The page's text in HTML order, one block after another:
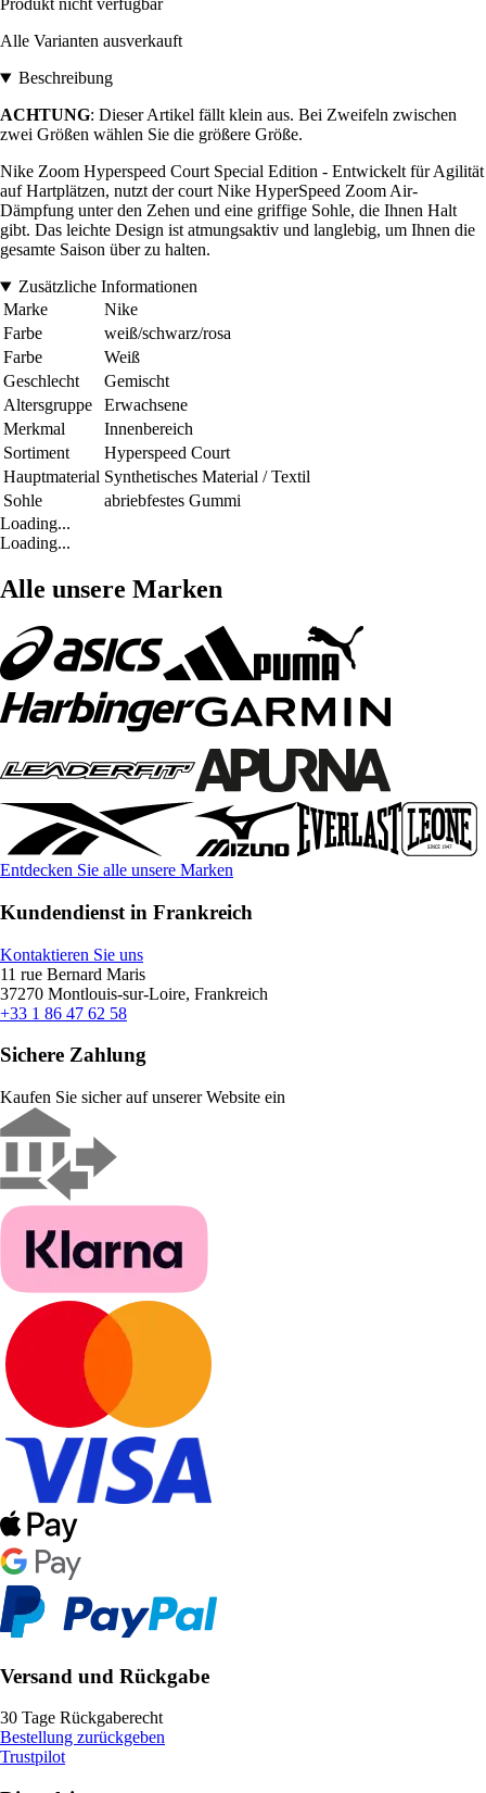
Produkt nicht verfügbar
Alle Varianten ausverkauft
Beschreibung
ACHTUNG: Dieser Artikel fällt klein aus. Bei Zweifeln zwischen
zwei Größen wählen Sie die größere Größe.
Nike Zoom Hyperspeed Court Special Edition - Entwickelt für Agilität
auf Hartplätzen, nutzt der court Nike HyperSpeed ​​Zoom Air-
Dämpfung unter den Zehen und eine griffige Sohle, die Ihnen Halt
gibt. Das leichte Design ist atmungsaktiv und langlebig, um Ihnen die
gesamte Saison über zu halten.
Zusätzliche Informationen
Marke
Nike
Farbe
weiß/schwarz/rosa
Farbe
Weiß
Geschlecht
Gemischt
Altersgruppe
Erwachsene
Merkmal
Innenbereich
Sortiment
Hyperspeed Court
Hauptmaterial Synthetisches Material / Textil
Sohle
abriebfestes Gummi
Loading...
Loading...
Alle unsere Marken
Entdecken Sie alle unsere Marken
Kundendienst in Frankreich
Kontaktieren Sie uns
11 rue Bernard Maris
37270 Montlouis-sur-Loire, Frankreich
+33 1 86 47 62 58
Sichere Zahlung
Kaufen Sie sicher auf unserer Website ein
Versand und Rückgabe
30 Tage Rückgaberecht
Bestellung zurückgeben
Trustpilot